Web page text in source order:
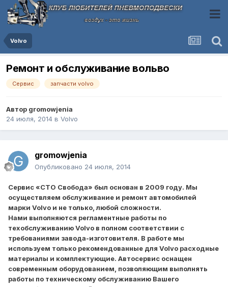
Volvo
Ремонт и обслуживание вольво
Сервис запчасти volvo
Автор gromowjenia
24 июля, 2014 в Volvo
gromowjenia
Опубликовано 24 июля, 2014
Сервис «СТО Свобода» был основан в 2009 году. Мы
осуществляем обслуживание и ремонт автомобилей
марки Volvo и не только, любой сложности.
Нами выполняются регламентные работы по
техобслуживанию Volvo в полном соответствии с
требованиями завода-изготовителя. В работе мы
используем только рекомендованные для Volvo расходные
материалы и комплектующие. Автосервис оснащен
современным оборудованием, позволяющим выполнять
работы по техническому обслуживанию Вашего